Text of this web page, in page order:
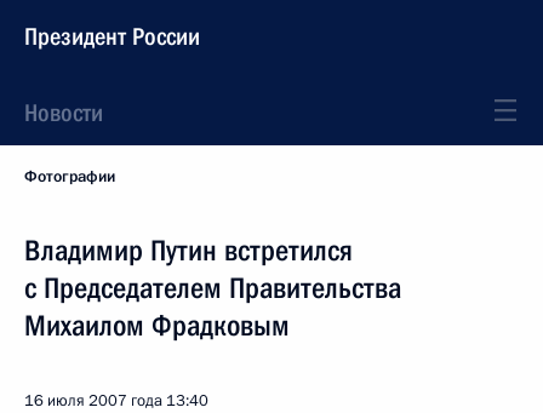
Президент России
Новости
Фотографии
Владимир Путин встретился
с Председателем Правительства
Михаилом Фрадковым
16 июля 2007 года 13:40